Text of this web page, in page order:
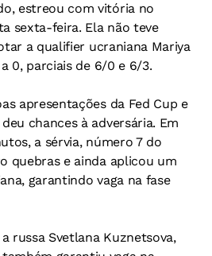
estreou com vitória no
sexta-feira. Ela não teve
a qualifier ucraniana Mariya
0, parciais de 6/0 e 6/3.
apresentações da Fed Cup e
chances à adversária. Em
a sérvia, número 7 do
quebras e ainda aplicou um
garantindo vaga na fase
russa Svetlana Kuznetsova,